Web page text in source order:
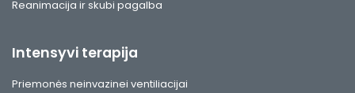
Reanimacija ir skubi pagalba
Intensyvi terapija
Priemonės neinvazinei ventiliacijai